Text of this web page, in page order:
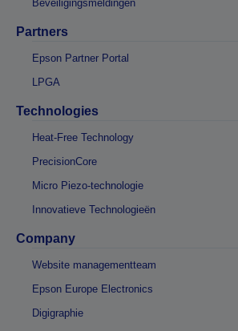
Beveiligingsmeldingen
Partners
Epson Partner Portal
LPGA
Technologies
Heat-Free Technology
PrecisionCore
Micro Piezo-technologie
Innovatieve Technologieën
Company
Website managementteam
Epson Europe Electronics
Digigraphie